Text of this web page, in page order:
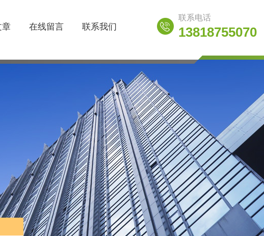
章 在线留言 联系我们
联系电话
13818755070